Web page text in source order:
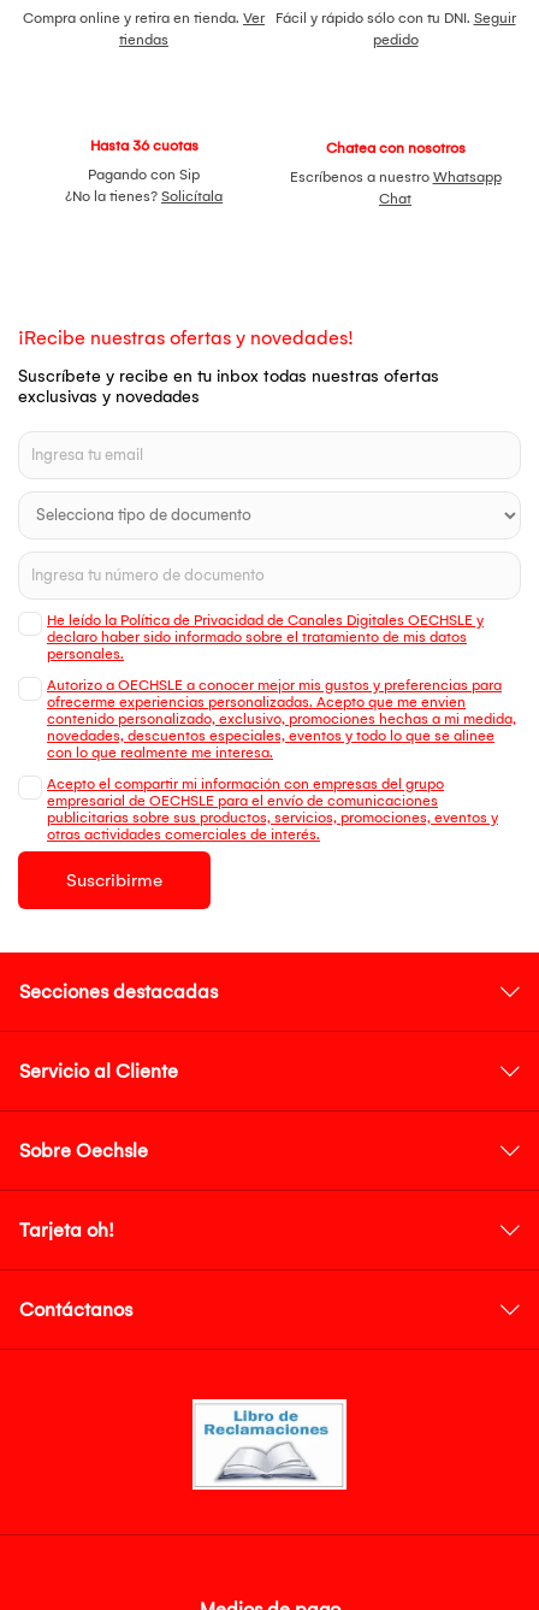
Compra online y retira en tienda. Ver
tiendas
Fácil y rápido sólo con tu DNI. Seguir
pedido
Hasta 36 cuotas
Pagando con Sip
¿No la tienes? Solicítala
Chatea con nosotros
Escríbenos a nuestro Whatsapp
Chat
¡Recibe nuestras ofertas y novedades!
Suscríbete y recibe en tu inbox todas nuestras ofertas
exclusivas y novedades
He leído la Política de Privacidad de Canales Digitales OECHSLE y
declaro haber sido informado sobre el tratamiento de mis datos
personales.
Autorizo a OECHSLE a conocer mejor mis gustos y preferencias para
ofrecerme experiencias personalizadas. Acepto que me envien
contenido personalizado, exclusivo, promociones hechas a mi medida,
novedades, descuentos especiales, eventos y todo lo que se alinee
con lo que realmente me interesa.
Acepto el compartir mi información con empresas del grupo
empresarial de OECHSLE para el envío de comunicaciones
publicitarias sobre sus productos, servicios, promociones, eventos y
otras actividades comerciales de interés.
Suscribirme
Secciones destacadas
Servicio al Cliente
Sobre Oechsle
Tarjeta oh!
Contáctanos